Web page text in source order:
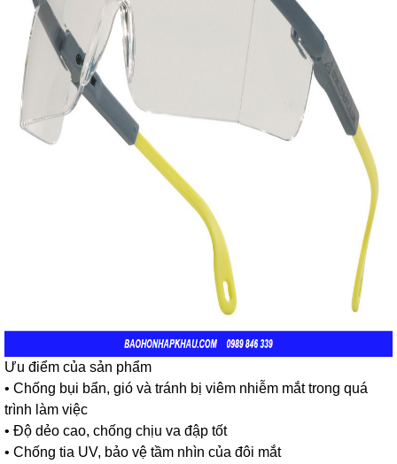
Ưu điểm của sản phẩm
• Chống bụi bẩn, gió và tránh bị viêm nhiễm mắt trong quá
trình làm việc
• Độ dẻo cao, chống chịu va đập tốt
• Chống tia UV, bảo vệ tầm nhìn của đôi mắt